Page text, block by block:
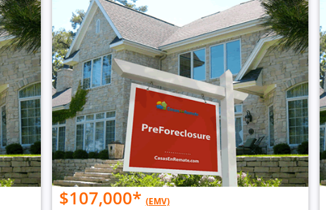
$107,000* (EMV)